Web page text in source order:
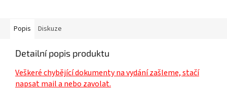
Popis Diskuze
Detailní popis produktu
Veškeré chybějící dokumenty na vydání zašleme, stačí
napsat mail a nebo zavolat.